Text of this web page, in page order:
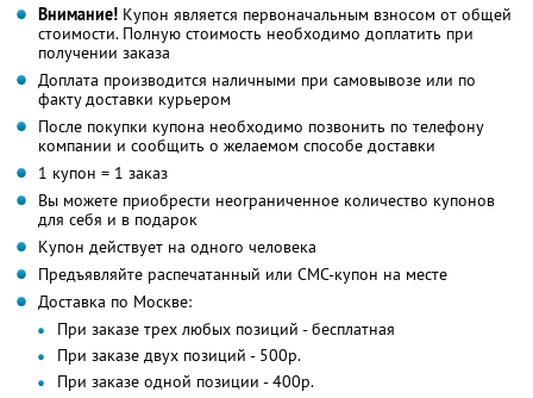
Внимание! Купон является первоначальным взносом от общей
стоимости. Полную стоимость необходимо доплатить при
получении заказа
Доплата производится наличными при самовывозе или по
факту доставки курьером
После покупки купона необходимо позвонить по телефону
компании и сообщить о желаемом способе доставки
1 купон = 1 заказ
Вы можете приобрести неограниченное количество купонов
для себя и в подарок
Купон действует на одного человека
Предъявляйте распечатанный или СМС-купон на месте
Доставка по Москве:
При заказе трех любых позиций - бесплатная
При заказе двух позиций - 500р.
При заказе одной позиции - 400р.